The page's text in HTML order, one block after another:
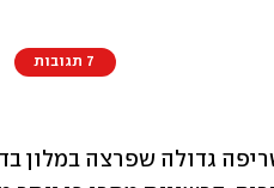
7 תגובות